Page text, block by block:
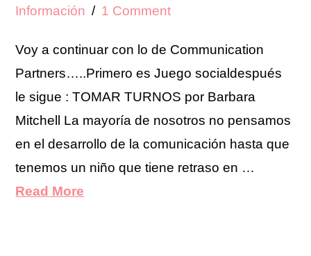
Información
1 Comment
Voy a continuar con lo de Communication
Partners…..Primero es Juego socialdespués
le sigue : TOMAR TURNOS por Barbara
Mitchell La mayoría de nosotros no pensamos
en el desarrollo de la comunicación hasta que
tenemos un niño que tiene retraso en …
Read More